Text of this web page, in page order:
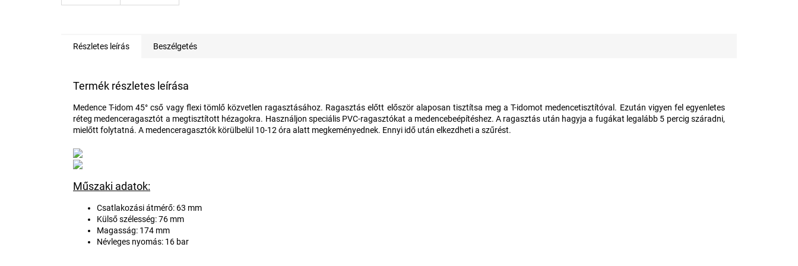
Részletes leírás Beszélgetés
Termék részletes leírása
Medence T-idom 45° cső vagy flexi tömlő közvetlen ragasztásához. Ragasztás előtt először alaposan tisztítsa meg a T-idomot medencetisztítóval. Ezután vigyen fel egyenletes
réteg medenceragasztót a megtisztított hézagokra. Használjon speciális PVC-ragasztókat a medencebeépítéshez. A ragasztás után hagyja a fugákat legalább 5 percig száradni,
mielőtt folytatná. A medenceragasztók körülbelül 10-12 óra alatt megkeményednek. Ennyi idő után elkezdheti a szűrést.
Műszaki adatok:
Csatlakozási átmérő: 63 mm
Külső szélesség: 76 mm
Magasság: 174 mm
Névleges nyomás: 16 bar